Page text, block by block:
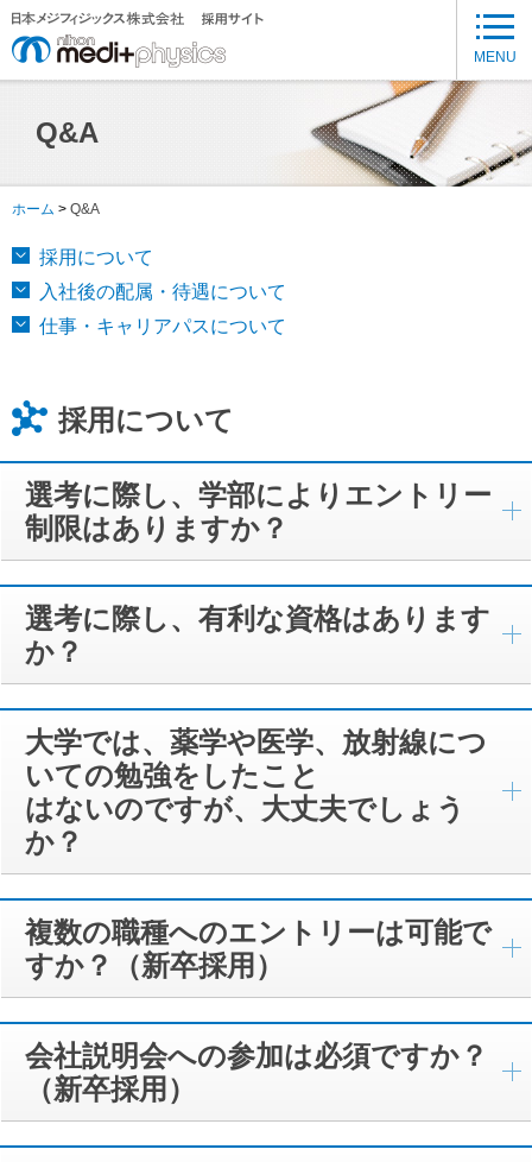
メ
イ
ン
ツ
移
動
MENU
Q&A
ホーム Q&A
採用について
入社後の配属・待遇について
仕事・キャリアパスについて
採用について
選考に際し、学部によりエントリー
制限はありますか？
選考に際し、有利な資格はあります
か？
大学では、薬学や医学、放射線につ
いての勉強をしたこと
はないのですが、大丈夫でしょう
か？
複数の職種へのエントリーは可能で
すか？（新卒採用）
会社説明会への参加は必須ですか？
（新卒採用）